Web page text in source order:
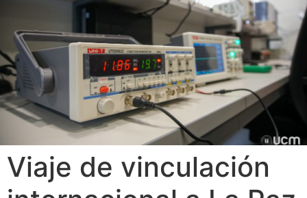
Viaje de vinculación